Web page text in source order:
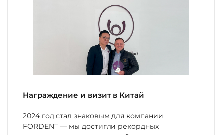
Награждение и визит в Китай
2024 год стал знаковым для компании
FORDENT — мы достигли рекордных